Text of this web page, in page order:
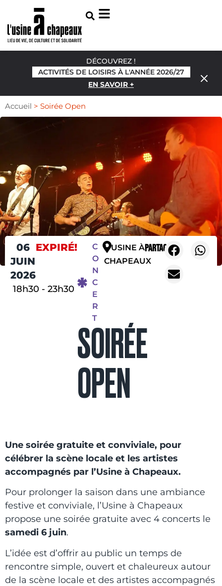
DÉCOUVREZ !
ACTIVITÉS DE LOISIRS À L'ANNÉE 2026/27
EN SAVOIR +
Accueil > Soirée Open
06
JUIN
2026
EXPIRÉ!
18h30 - 23h30
C
O
N
C
E
R
T
L'USINE À
CHAPEAUX
SOIRÉE
OPEN
Partager
Une soirée gratuite et conviviale, pour
célébrer la scène locale et les artistes
accompagnés par l’Usine à Chapeaux.
Pour prolonger la saison dans une ambiance
festive et conviviale, l’Usine à Chapeaux
propose une soirée gratuite avec 4 concerts le
samedi 6 juin.
L’idée est d’offrir au public un temps de
rencontre simple, ouvert et chaleureux autour
de la scène locale et des artistes accompagnés